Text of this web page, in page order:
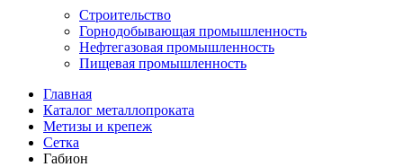
Строительство
Горнодобывающая промышленность
Нефтегазовая промышленность
Пищевая промышленность
Главная
Каталог металлопроката
Метизы и крепеж
Сетка
Габион